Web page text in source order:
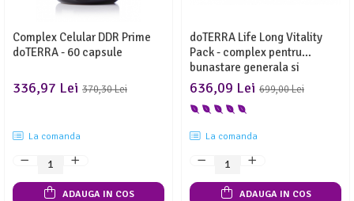
Complex Celular DDR Prime
doTERRA - 60 capsule
370,30 Lei
336,97 Lei
La comanda
ADAUGA IN COS
doTERRA Life Long Vitality
Pack - complex pentru
bunastare generala si
vitalitate
699,00 Lei
636,09 Lei
La comanda
ADAUGA IN COS